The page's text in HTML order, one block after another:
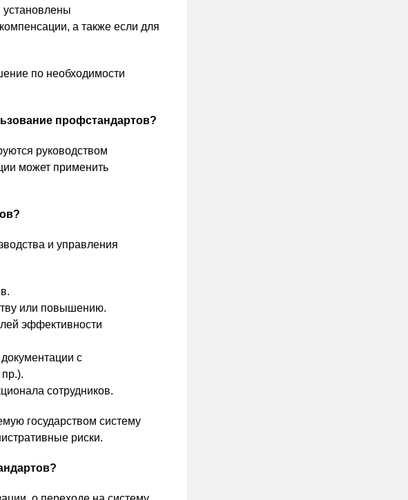
установлены
а также если для
по необходимости
профстандартов?
руководством
может применить
и управления
или повышению.
эффективности
с
сотрудников.
государством систему
риски.